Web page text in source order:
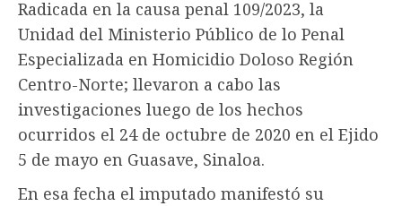
Radicada en la causa penal 109/2023, la
Unidad del Ministerio Público de lo Penal
Especializada en Homicidio Doloso Región
Centro-Norte; llevaron a cabo las
investigaciones luego de los hechos
ocurridos el 24 de octubre de 2020 en el Ejido
5 de mayo en Guasave, Sinaloa.
En esa fecha el imputado manifestó su